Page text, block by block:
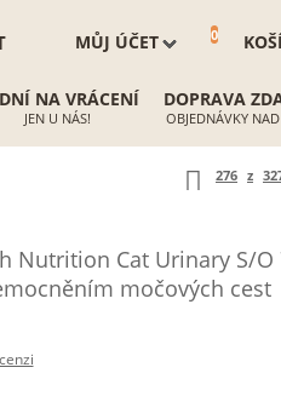
0
MŮJ ÚČET
NA VRÁCENÍ
JEN U NÁS!
DOPRAVA
OBJEDNÁVKY
276 z
Nutrition Cat Urinary S/O
močových cest